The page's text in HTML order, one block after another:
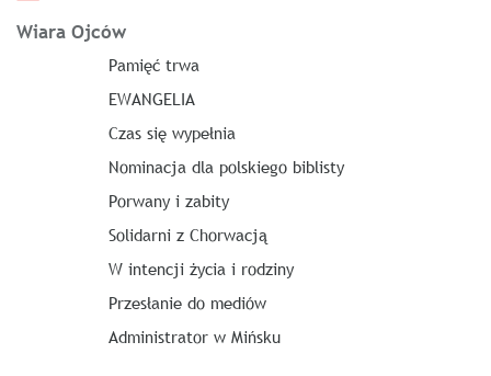
Wiara Ojców
Pamięć trwa
EWANGELIA
Czas się wypełnia
Nominacja dla polskiego biblisty
Porwany i zabity
Solidarni z Chorwacją
W intencji życia i rodziny
Przesłanie do mediów
Administrator w Mińsku